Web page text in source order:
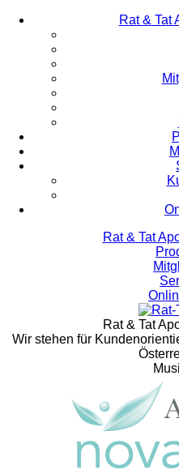
Rat & Tat
Rat & Tat
Rat & Tat
Wir stehen für